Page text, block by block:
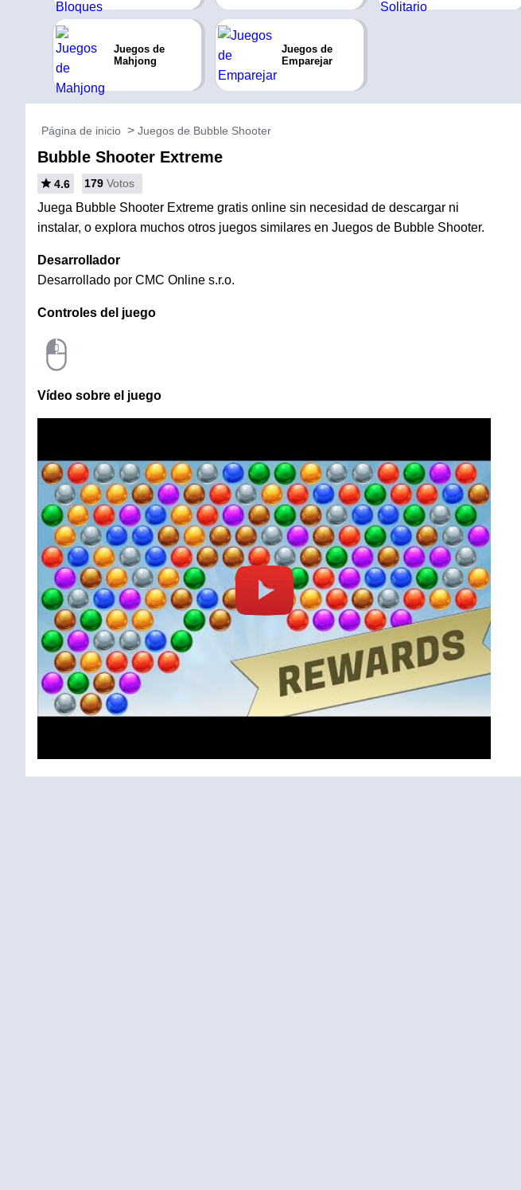
Juegos de
Mahjong
Juegos de
Emparejar
Página de inicio Juegos de Bubble Shooter
Bubble Shooter Extreme
4.6 179 Votos
Juega Bubble Shooter Extreme gratis online sin necesidad de descargar ni
instalar, o explora muchos otros juegos similares en Juegos de Bubble Shooter.
Desarrollador
Desarrollado por CMC Online s.r.o.
Controles del juego
Vídeo sobre el juego